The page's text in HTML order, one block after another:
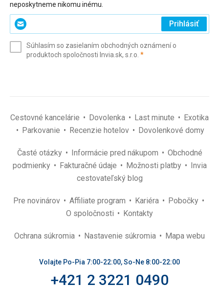
neposkytneme nikomu inému.
Zadajte
svoj
(povinné)
Prihlásiť
Súhlasím so zasielaním obchodných oznámení o
produktoch spoločnosti Invia.sk, s.r.o. *(povinné)
Cestovné kancelárie Dovolenka Last minute
Exotika
Parkovanie
Recenzie hotelov Dovolenkové domy
Časté otázky Informácie pred nákupom
Obchodné
podmienky
Fakturačné údaje Možnosti platby
Invia
cestovateľský blog
Pre novinárov Affiliate program Kariéra
Pobočky
O spoločnosti
Kontakty
Ochrana súkromia Nastavenie súkromia Mapa webu
Volajte Po-Pia 7:00-22:00, So-Ne 8:00-22:00
+421 2 3221 0490